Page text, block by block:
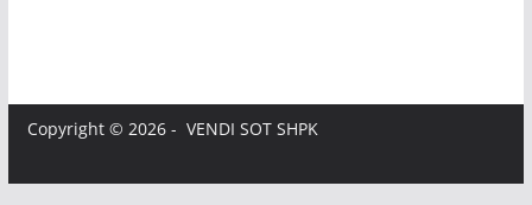
Copyright © 2026 - VENDI SOT SHPK